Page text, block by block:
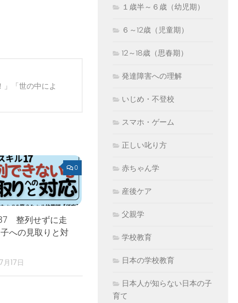
「世の中によ
0
整列せずに走
への見取りと対
17日
１歳半～６歳（幼児期）
６～12歳（児童期）
12～18歳（思春期）
発達障害への理解
いじめ・不登校
スマホ・ゲーム
正しい叱り方
赤ちゃん学
産後ケア
父親学
学校教育
日本の学校教育
日本人が知らない日本の子
育て